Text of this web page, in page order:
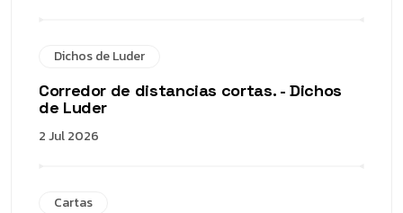
Dichos de Luder
Corredor de distancias cortas. - Dichos
de Luder
2 Jul 2026
Cartas